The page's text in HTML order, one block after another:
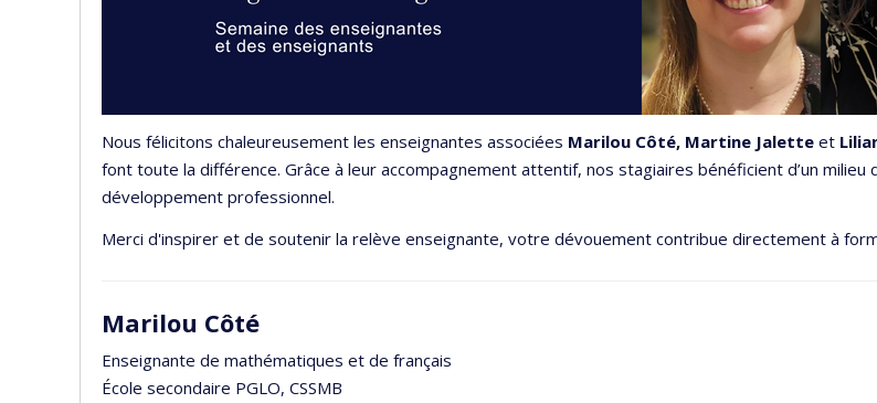
Nous félicitons chaleureusement les enseignantes associées Marilou Côté, Martine Jalette et
font toute la différence. Grâce à leur accompagnement attentif, nos stagiaires bénéficient d’un
développement professionnel.
Merci d'inspirer et de soutenir la relève enseignante, votre dévouement contribue directement à
Marilou Côté
Enseignante de mathématiques et de français
École secondaire PGLO, CSSMB